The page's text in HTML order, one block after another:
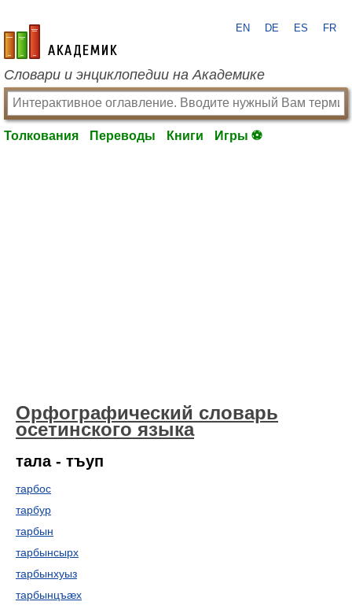
academic.ru
EN DE ES FR
Словари и энциклопедии на Академике
Толкования Переводы Книги Игры ⚽
Орфографический словарь
осетинского языка
тала - тъуп
тарбос
тарбур
тарбын
тарбынсырх
тарбынхуыз
тарбынцъæх